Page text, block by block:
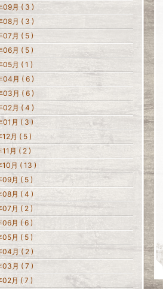
09月 ( 3 )
08月 ( 3 )
07月 ( 5 )
06月 ( 5 )
月 ( 1 )
04月 ( 6 )
03月 ( 6 )
02月 ( 4 )
01月 ( 3 )
月 ( 5 )
月 ( 2 )
月 ( 13 )
月 ( 5 )
08月 ( 4 )
月 ( 2 )
月 ( 6 )
月 ( 5 )
04月 ( 2 )
03月 ( 7 )
02月 ( 7 )